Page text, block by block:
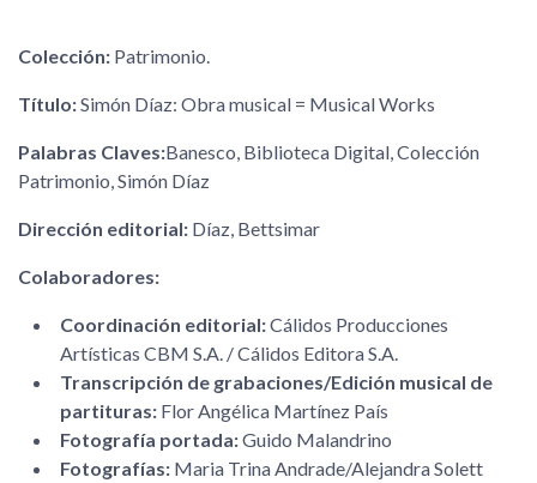
Colección: Patrimonio.
Título:Simón Díaz: Obra musical = Musical Works
Palabras Claves:Banesco, Biblioteca Digital, Colección
Patrimonio, Simón Díaz
Dirección editorial: Díaz, Bettsimar
Colaboradores:
Coordinación editorial:Cálidos Producciones
Artísticas CBM S.A. / Cálidos Editora S.A.
Transcripción de grabaciones/Edición musical de
partituras: Flor Angélica Martínez País
Fotografía portada:Guido Malandrino
Fotografías: Maria Trina Andrade/Alejandra Solett